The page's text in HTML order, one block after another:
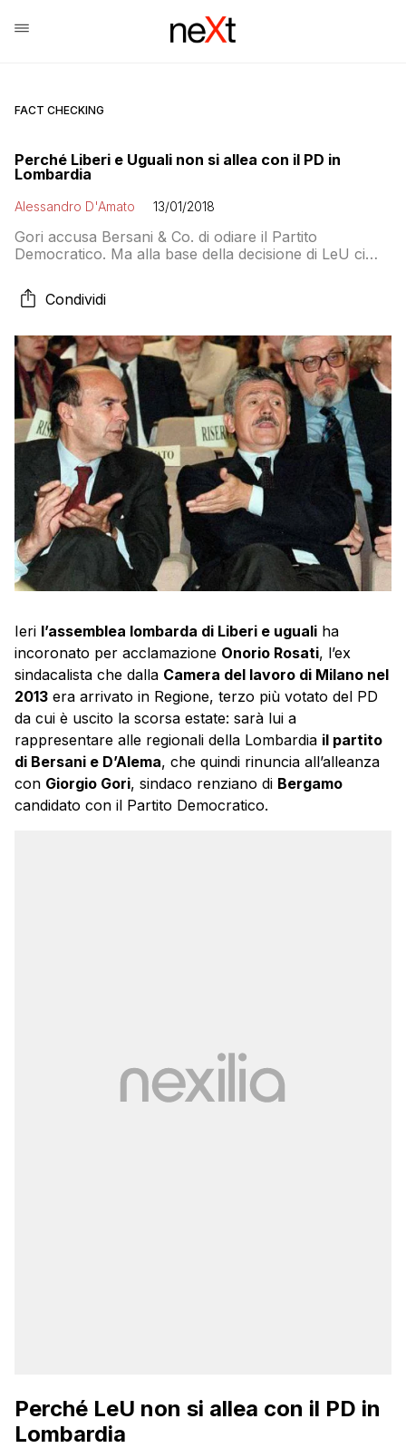
FACT CHECKING
Perché Liberi e Uguali non si allea con il PD in
Lombardia
Alessandro D'Amato 13/01/2018
Gori accusa Bersani & Co. di odiare il Partito
Democratico. Ma alla base della decisione di LeU ci
strategia elettorale complessiva
Condividi
Ieri l’assemblea lombarda di Liberi e uguali ha
incoronato per acclamazione Onorio Rosati, l’ex
sindacalista che dalla Camera del lavoro di Milano nel
2013 era arrivato in Regione, terzo più votato del PD
da cui è uscito la scorsa estate: sarà lui a
rappresentare alle regionali della Lombardia il partito
di Bersani e D’Alema, che quindi rinuncia all’alleanza
con Giorgio Gori, sindaco renziano di Bergamo
candidato con il Partito Democratico.
Perché LeU non si allea con il PD in
Lombardia